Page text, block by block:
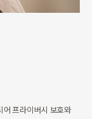
어프라이버시 보호와